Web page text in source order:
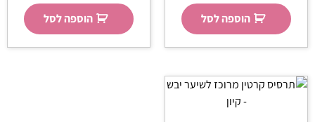
הוספה לסל הוספה לסל